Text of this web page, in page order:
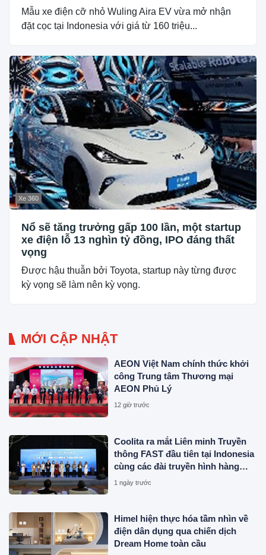
Mẫu xe điện cỡ nhỏ Wuling Aira EV vừa mở nhận
đặt cọc tại Indonesia với giá từ 160 triệu...
Xe 360
Nổ sẽ tăng trưởng gấp 100 lần, một startup
xe điện lỗ 13 nghìn tỷ đồng, IPO đáng thất
vọng
Được hậu thuẫn bởi Toyota, startup này từng được
kỳ vọng sẽ làm nên kỳ vọng.
MỚI CẬP NHẬT
AEON Việt Nam chính thức khởi
công Trung tâm Thương mại
AEON Phủ Lý
12 giờ trước
Coolita ra mắt Liên minh Truyền
thông FAST đầu tiên tại Indonesia
cùng các đài truyền hình hàng
đầu
1 ngày trước
Himel hiện thực hóa tầm nhìn về
điện dân dụng qua chiến dịch
Dream Home toàn cầu